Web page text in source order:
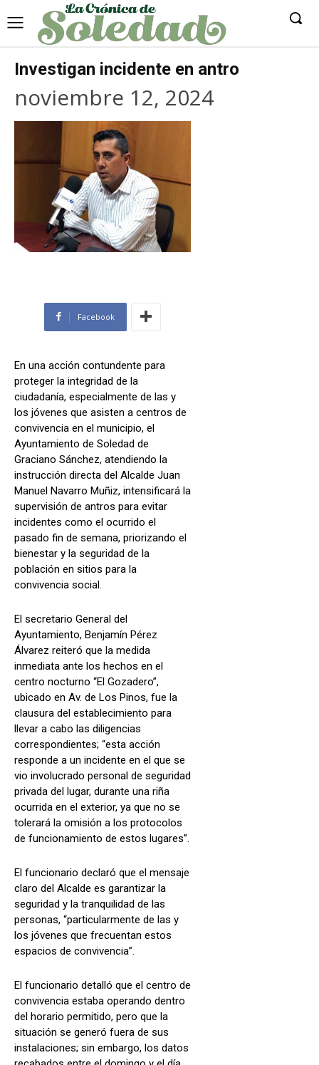
Investigan incidente en antro
noviembre 12, 2024
Facebook
En una acción contundente para
proteger la integridad de la
ciudadanía, especialmente de las y
los jóvenes que asisten a centros de
convivencia en el municipio, el
Ayuntamiento de Soledad de
Graciano Sánchez, atendiendo la
instrucción directa del Alcalde Juan
Manuel Navarro Muñiz, intensificará la
supervisión de antros para evitar
incidentes como el ocurrido el
pasado fin de semana, priorizando el
bienestar y la seguridad de la
población en sitios para la
convivencia social.
El secretario General del
Ayuntamiento, Benjamín Pérez
Álvarez reiteró que la medida
inmediata ante los hechos en el
centro nocturno “El Gozadero”,
ubicado en Av. de Los Pinos, fue la
clausura del establecimiento para
llevar a cabo las diligencias
correspondientes; “esta acción
responde a un incidente en el que se
vio involucrado personal de seguridad
privada del lugar, durante una riña
ocurrida en el exterior, ya que no se
tolerará la omisión a los protocolos
de funcionamiento de estos lugares”.
El funcionario declaró que el mensaje
claro del Alcalde es garantizar la
seguridad y la tranquilidad de las
personas, “particularmente de las y
los jóvenes que frecuentan estos
espacios de convivencia”.
El funcionario detalló que el centro de
convivencia estaba operando dentro
del horario permitido, pero que la
situación se generó fuera de sus
instalaciones; sin embargo, los datos